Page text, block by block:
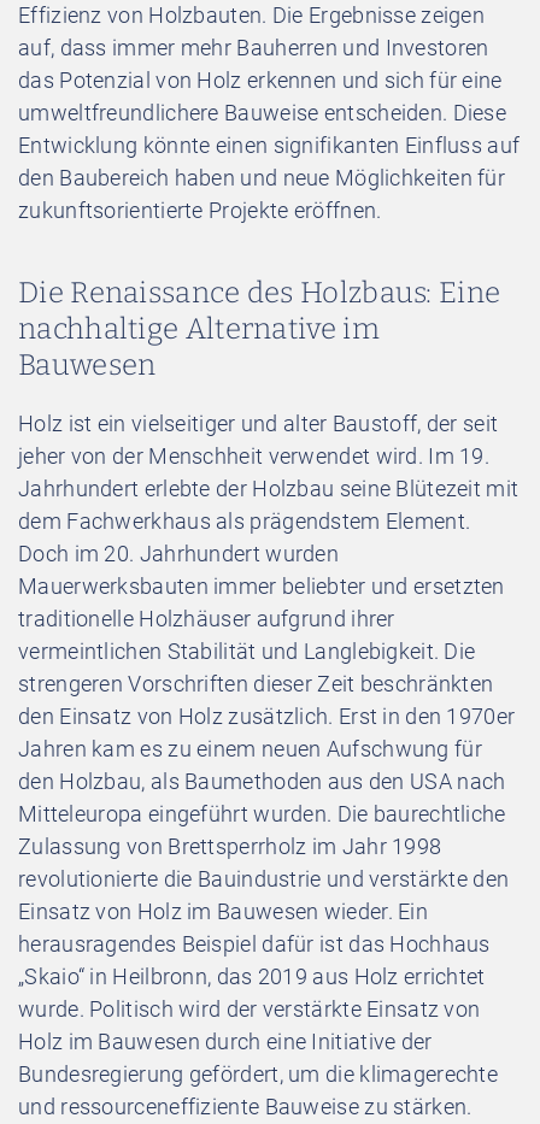
Effizienz von Holzbauten. Die Ergebnisse zeigen
auf, dass immer mehr Bauherren und Investoren
das Potenzial von Holz erkennen und sich für eine
umweltfreundlichere Bauweise entscheiden. Diese
Entwicklung könnte einen signifikanten Einfluss auf
den Baubereich haben und neue Möglichkeiten für
zukunftsorientierte Projekte eröffnen.
Die Renaissance des Holzbaus: Eine
nachhaltige Alternative im
Bauwesen
Holz ist ein vielseitiger und alter Baustoff, der seit
jeher von der Menschheit verwendet wird. Im 19.
Jahrhundert erlebte der Holzbau seine Blütezeit mit
dem Fachwerkhaus als prägendstem Element.
Doch im 20. Jahrhundert wurden
Mauerwerksbauten immer beliebter und ersetzten
traditionelle Holzhäuser aufgrund ihrer
vermeintlichen Stabilität und Langlebigkeit. Die
strengeren Vorschriften dieser Zeit beschränkten
den Einsatz von Holz zusätzlich. Erst in den 1970er
Jahren kam es zu einem neuen Aufschwung für
den Holzbau, als Baumethoden aus den USA nach
Mitteleuropa eingeführt wurden. Die baurechtliche
Zulassung von Brettsperrholz im Jahr 1998
revolutionierte die Bauindustrie und verstärkte den
Einsatz von Holz im Bauwesen wieder. Ein
herausragendes Beispiel dafür ist das Hochhaus
„Skaio“ in Heilbronn, das 2019 aus Holz errichtet
wurde. Politisch wird der verstärkte Einsatz von
Holz im Bauwesen durch eine Initiative der
Bundesregierung gefördert, um die klimagerechte
und ressourceneffiziente Bauweise zu stärken.